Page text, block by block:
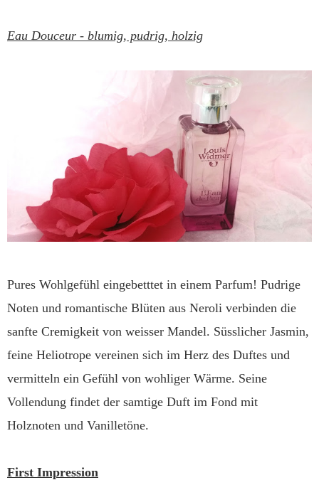
Eau Douceur - blumig, pudrig, holzig
Pures Wohlgefühl eingebetttet in einem Parfum! Pudrige
Noten und romantische Blüten aus Neroli verbinden die
sanfte Cremigkeit von weisser Mandel. Süsslicher Jasmin,
feine Heliotrope vereinen sich im Herz des Duftes und
vermitteln ein Gefühl von wohliger Wärme. Seine
Vollendung findet der samtige Duft im Fond mit
Holznoten und Vanilletöne.
First Impression